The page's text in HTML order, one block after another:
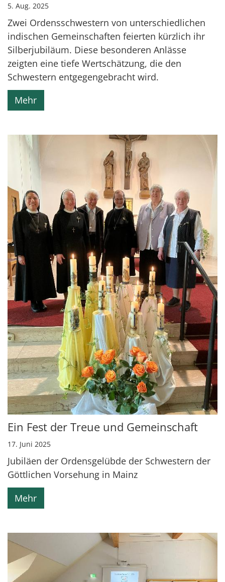
5. Aug. 2025
Zwei Ordensschwestern von unterschiedlichen
indischen Gemeinschaften feierten kürzlich ihr
Silberjubiläum. Diese besonderen Anlässe
zeigten eine tiefe Wertschätzung, die den
Schwestern entgegengebracht wird.
Mehr
Ein Fest der Treue und Gemeinschaft
17. Juni 2025
Jubiläen der Ordensgelübde der Schwestern der
Göttlichen Vorsehung in Mainz
Mehr